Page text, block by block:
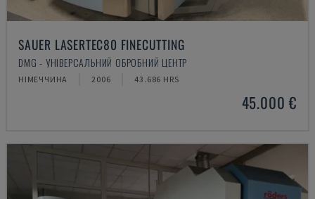
SAUER LASERTEC80 FINECUTTING
DMG - УНІВЕРСАЛЬНИЙ ОБРОБНИЙ ЦЕНТР
НІМЕЧЧИНА 2006 43.686 HRS
45.000 €